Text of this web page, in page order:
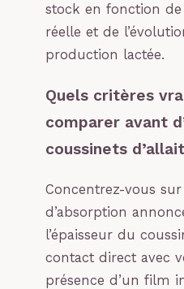
stock en fonction
réelle et de
production lactée.
Quels critères
comparer avant
coussinets
Concentrez-vous
d’absorption
l’épaisseur du
contact direct avec
présence d’un film